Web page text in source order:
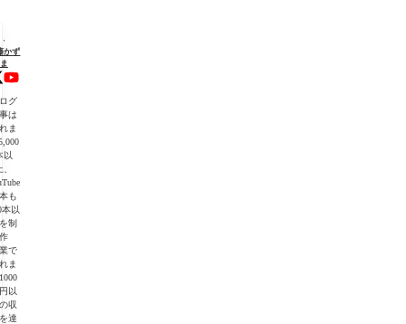
・
かず
ま
グ
は
ま
以
上、
も
本以
を制
作
で
ま
以
の収
達